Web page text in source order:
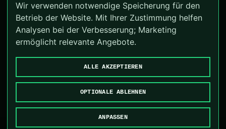
Version 4.0.13
BeGambleAware· GamCare
Wir verwenden notwendige Speicherung für den
Betrieb der Website. Mit Ihrer Zustimmung helfen
Analysen bei der Verbesserung; Marketing
ermöglicht relevante Angebote.
ALLE AKZEPTIEREN
OPTIONALE ABLEHNEN
ANPASSEN